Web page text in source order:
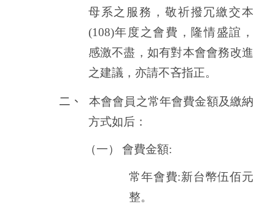
母系之服務，敬祈撥冗繳交本
(108)年度之會費，隆情盛誼，
感激不盡，如有對本會會務改進
之建議，亦請不吝指正。
二、
本會會員之常年會費金額及繳納
方式如后：
（一） 會費金額:
常年會費:新台幣伍佰元
整。